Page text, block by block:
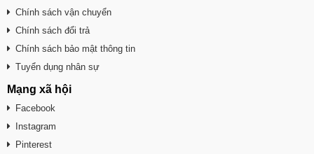
Chính sách vận chuyển
Chính sách đổi trả
Chính sách bảo mật thông tin
Tuyển dụng nhân sự
Mạng xã hội
Facebook
Instagram
Pinterest